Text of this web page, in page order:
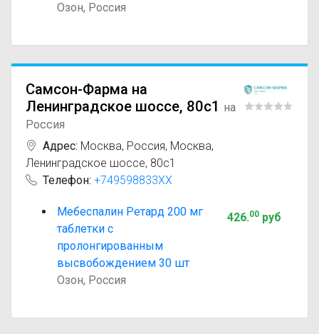
Озон, Россия
Самсон-Фарма на
Ленинградское шоссе, 80с1 на
Россия
Адрес: Москва, Россия, Москва,
Ленинградское шоссе, 80с1
Телефон: +749598833XX
Мебеспалин Ретард 200 мг
таблетки с
пролонгированным
высвобождением 30 шт
Озон, Россия
426.00руб